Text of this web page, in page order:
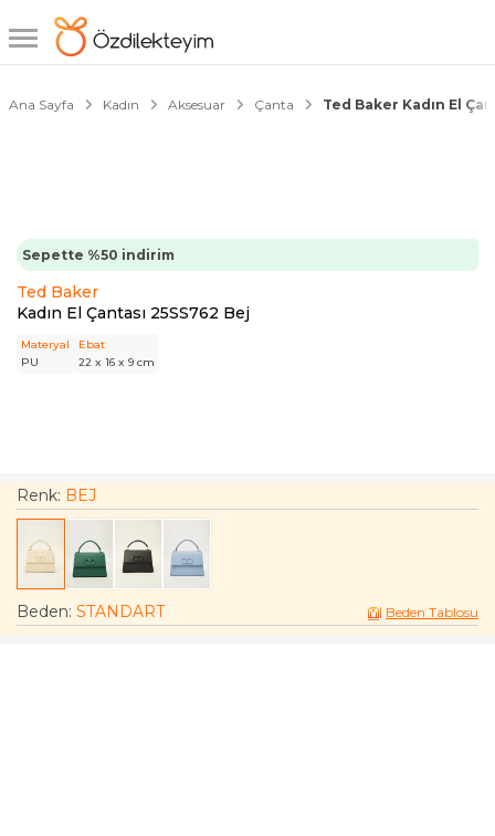
Ana Sayfa Kadın Aksesuar Çanta Ted Baker Kadın El
Sepette %50 indirim
Ted Baker
Kadın El Çantası 25SS762 Bej
Materyal
PU
Ebat
22 x 16 x 9 cm
1/4
Renk: BEJ
Beden: STANDART Beden Tablosu